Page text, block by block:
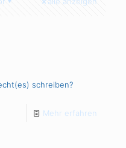
schreiben?
Mehr erfahren